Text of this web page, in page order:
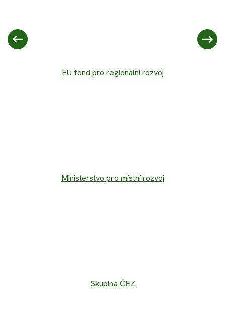
EU fond pro regionální rozvoj
Ministerstvo pro místní rozvoj
Skupina ČEZ